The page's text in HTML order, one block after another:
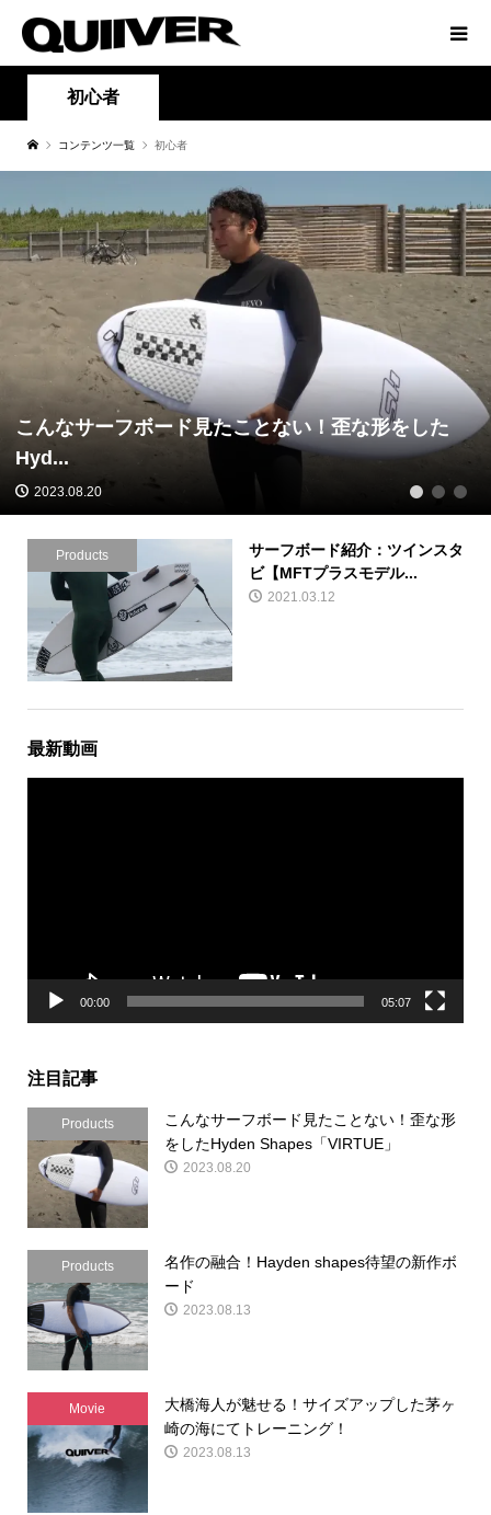
初心者
コンテンツ一覧 初心者
こんなサーフボード見たことない！歪な形をした
Hyd...
2023.08.20 1 2 3
Products
サーフボード紹介：ツインスタ
ビ【MFTプラスモデル...
2021.03.12
最新動画
00:00 05:07
注目記事
Products
こんなサーフボード見たことない！歪な形
をしたHyden Shapes「VIRTUE」
2023.08.20
Products
名作の融合！Hayden shapes待望の新作ボ
ード
2023.08.13
Movie
大橋海人が魅せる！サイズアップした茅ヶ
崎の海にてトレーニング！
2023.08.13